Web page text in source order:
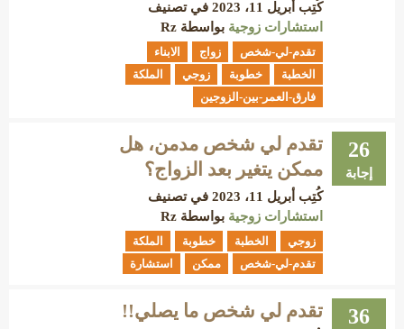
كُتِب أبريل 11، 2023
في تصنيف
استشارات زوجية بواسطة Rz
تقدم-لي-شخص زواج
الابناء
الخطبة
خطوبة زوجي
الملكة
فارق-العمر-بين-الزوجين
26
إجابة
تقدم لي شخص مدمن، هل
ممكن يتغير بعد الزواج؟
كُتِب أبريل 11، 2023
في تصنيف
استشارات زوجية بواسطة Rz
زوجي الخطبة خطوبة
الملكة
تقدم-لي-شخص
ممكن استشارة
36 تقدم لي شخص ما يصلي!!